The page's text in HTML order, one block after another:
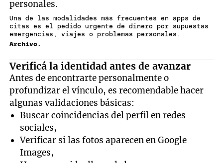
Una de las modalidades más frecuentes en apps de
citas es el pedido urgente de dinero por supuestas
emergencias, viajes o problemas personales.
Archivo.
Verificá la identidad antes de avanzar
Antes de encontrarte personalmente o
profundizar el vínculo, es recomendable hacer
algunas validaciones básicas:
Buscar coincidencias del perfil en redes
sociales,
Verificar si las fotos aparecen en Google
Images,